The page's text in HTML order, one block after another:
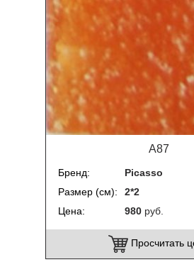
A87
Бренд
Picasso
Размер (см)
2*2
Цена
980 руб.
Просчитать